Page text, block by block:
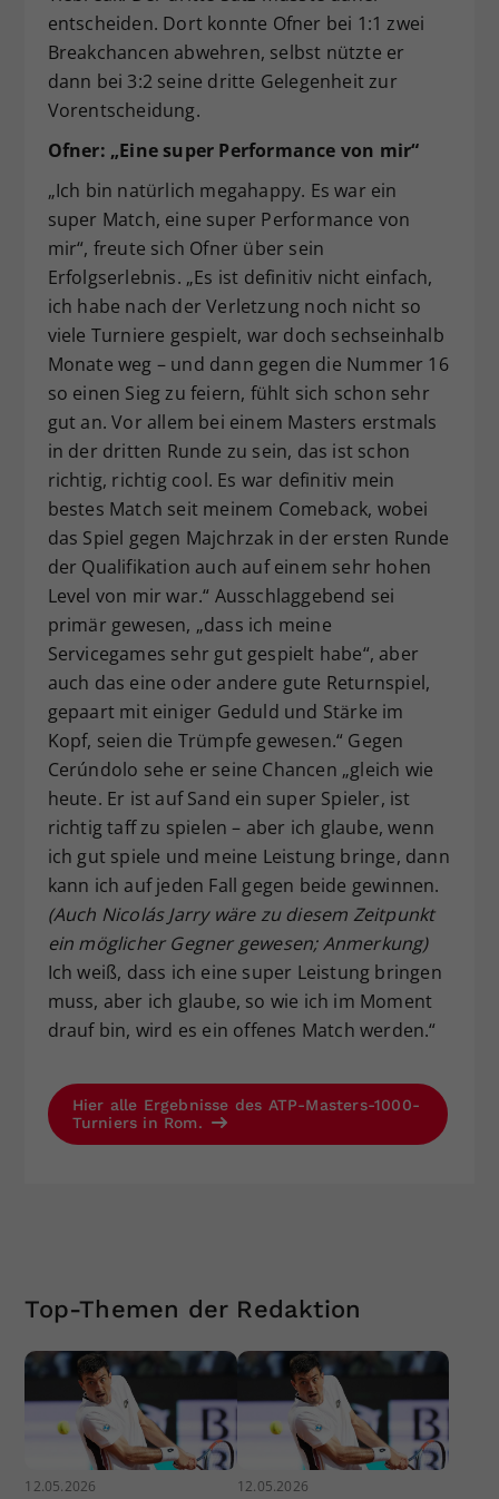
entscheiden. Dort konnte Ofner bei 1:1 zwei
Breakchancen abwehren, selbst nützte er
dann bei 3:2 seine dritte Gelegenheit zur
Vorentscheidung.
Ofner: „Eine super Performance von mir“
„Ich bin natürlich megahappy. Es war ein
super Match, eine super Performance von
mir“, freute sich Ofner über sein
Erfolgserlebnis. „Es ist definitiv nicht einfach,
ich habe nach der Verletzung noch nicht so
viele Turniere gespielt, war doch sechseinhalb
Monate weg – und dann gegen die Nummer 16
so einen Sieg zu feiern, fühlt sich schon sehr
gut an. Vor allem bei einem Masters erstmals
in der dritten Runde zu sein, das ist schon
richtig, richtig cool. Es war definitiv mein
bestes Match seit meinem Comeback, wobei
das Spiel gegen Majchrzak in der ersten Runde
der Qualifikation auch auf einem sehr hohen
Level von mir war.“ Ausschlaggebend sei
primär gewesen, „dass ich meine
Servicegames sehr gut gespielt habe“, aber
auch das eine oder andere gute Returnspiel,
gepaart mit einiger Geduld und Stärke im
Kopf, seien die Trümpfe gewesen.“ Gegen
Cerúndolo sehe er seine Chancen „gleich wie
heute. Er ist auf Sand ein super Spieler, ist
richtig taff zu spielen – aber ich glaube, wenn
ich gut spiele und meine Leistung bringe, dann
kann ich auf jeden Fall gegen beide gewinnen.
(Auch Nicolás Jarry wäre zu diesem Zeitpunkt
ein möglicher Gegner gewesen; Anmerkung)
Ich weiß, dass ich eine super Leistung bringen
muss, aber ich glaube, so wie ich im Moment
drauf bin, wird es ein offenes Match werden.“
Hier alle Ergebnisse des ATP-Masters-1000-
Turniers in Rom.
Top-Themen der Redaktion
12.05.2026 12.05.2026